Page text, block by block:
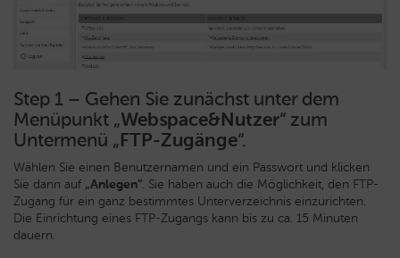
Step 1 – Gehen Sie zunächst unter dem
Menüpunkt „Webspace&Nutzer“ zum
Untermenü „FTP-Zugänge“.
Wählen Sie einen Benutzernamen und ein Passwort und klicken
Sie dann auf „Anlegen“. Sie haben auch die Möglichkeit, den FTP-
Zugang für ein ganz bestimmtes Unterverzeichnis einzurichten.
Die Einrichtung eines FTP-Zugangs kann bis zu ca. 15 Minuten
dauern.